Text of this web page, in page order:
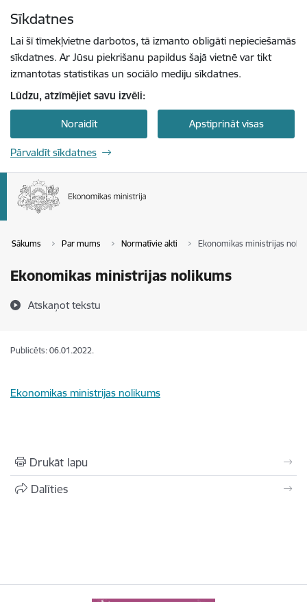
Sīkdatnes
Lai šī tīmekļvietne darbotos, tā izmanto obligāti nepieciešamās
sīkdatnes. Ar Jūsu piekrišanu papildus šajā vietnē var tikt
izmantotas statistikas un sociālo mediju sīkdatnes.
Lūdzu, atzīmējiet savu izvēli:
Noraidīt Apstiprināt visas
Pārvaldīt sīkdatnes
Sākums Par mums Normatīvie akti Ekonomikas ministrijas
Ekonomikas ministrijas nolikums
Atskaņot tekstu
Publicēts: 06.01.2022.
Ekonomikas ministrijas nolikums
Drukāt lapu
Dalīties